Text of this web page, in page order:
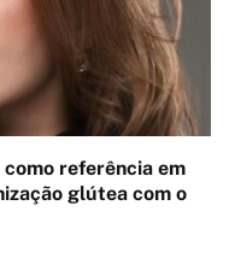
referência em
glútea com o